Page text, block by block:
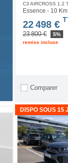
C3 AIRCROSS 1.2
Essence - 10 Km
22 498 €
23 800 € 5%
remise incluse
Comparer
DISPO SOUS 15